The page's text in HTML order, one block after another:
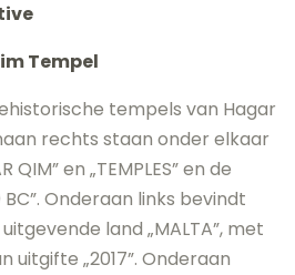
Tempel
tempels van Hagar
rechts staan onder elkaar
en „TEMPLES” en de
Onderaan links bevindt
land „MALTA”, met
„2017”. Onderaan